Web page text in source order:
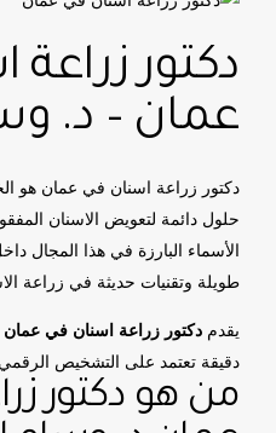
دكتور
عمان – د.
دكتور زراعة اسنان في عمان هو
حلول دائمة لتعويض الاسنان
الأسماء البارزة في هذا المجال
طويلة وتقنيات حديثة في زراعة
يقدم دكتور زراعة اسنان في عمان
دقيقة تعتمد على التشخيص الرقمي
من هو دكتور